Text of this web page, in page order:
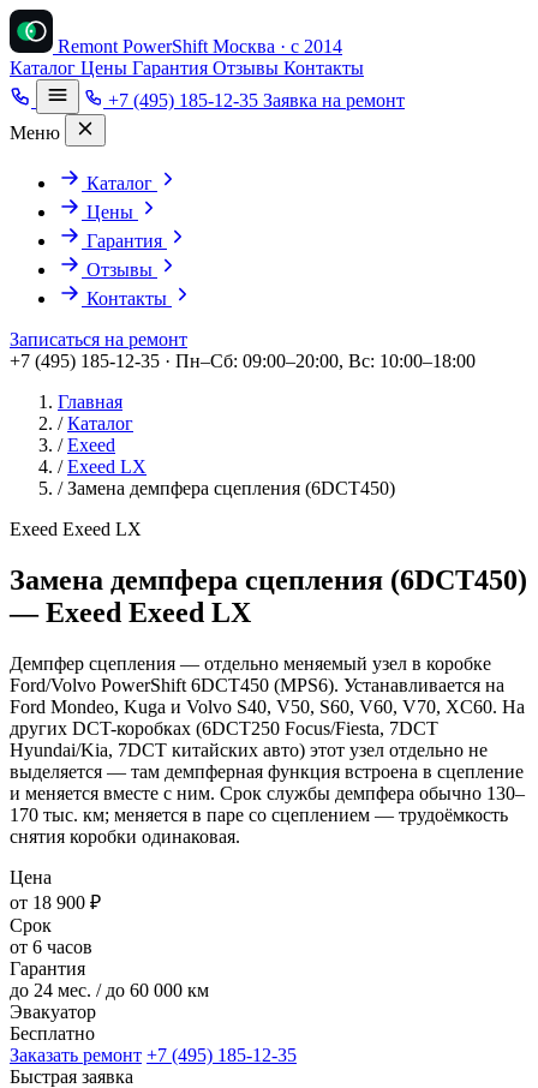
Remont PowerShift Москва · с 2014
Каталог Цены Гарантия Отзывы Контакты
+7 (495) 185-12-35 Заявка на ремонт
Меню
Каталог
Цены
Гарантия
Отзывы
Контакты
Записаться на ремонт
+7 (495) 185-12-35 · Пн–Сб: 09:00–20:00, Вс: 10:00–18:00
Главная
/ Каталог
/ Exeed
/ Exeed LX
/ Замена демпфера сцепления (6DCT450)
Exeed Exeed LX
Замена демпфера сцепления (6DCT450)
— Exeed Exeed LX
Демпфер сцепления — отдельно меняемый узел в коробке
Ford/Volvo PowerShift 6DCT450 (MPS6). Устанавливается на
Ford Mondeo, Kuga и Volvo S40, V50, S60, V60, V70, XC60. На
других DCT-коробках (6DCT250 Focus/Fiesta, 7DCT
Hyundai/Kia, 7DCT китайских авто) этот узел отдельно не
выделяется — там демпферная функция встроена в сцепление
и меняется вместе с ним. Срок службы демпфера обычно 130–
170 тыс. км; меняется в паре со сцеплением — трудоёмкость
снятия коробки одинаковая.
Цена
от 18 900 ₽
Срок
от 6 часов
Гарантия
до 24 мес. / до 60 000 км
Эвакуатор
Бесплатно
Заказать ремонт +7 (495) 185-12-35
Быстрая заявка